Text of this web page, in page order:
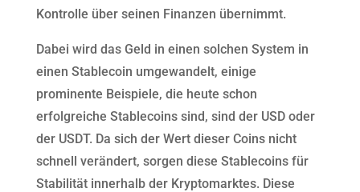
Kontrolle über seinen Finanzen übernimmt.
Dabei wird das Geld in einen solchen System in
einen Stablecoin umgewandelt, einige
prominente Beispiele, die heute schon
erfolgreiche Stablecoins sind, sind der USD oder
der USDT. Da sich der Wert dieser Coins nicht
schnell verändert, sorgen diese Stablecoins für
Stabilität innerhalb der Kryptomarktes. Diese